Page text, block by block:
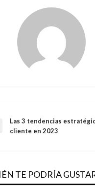
Las 3 tendencias
cliente en 2023
TE PODRÍA